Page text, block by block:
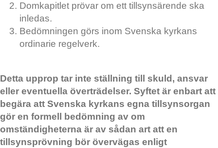
Domkapitlet prövar om ett tillsynsärende ska
inledas.
Bedömningen görs inom Svenska kyrkans
ordinarie regelverk.
Detta upprop tar inte ställning till skuld, ansvar
eller eventuella överträdelser. Syftet är enbart att
begära att Svenska kyrkans egna tillsynsorgan
gör en formell bedömning av om
omständigheterna är av sådan art att en
tillsynsprövning bör övervägas enligt